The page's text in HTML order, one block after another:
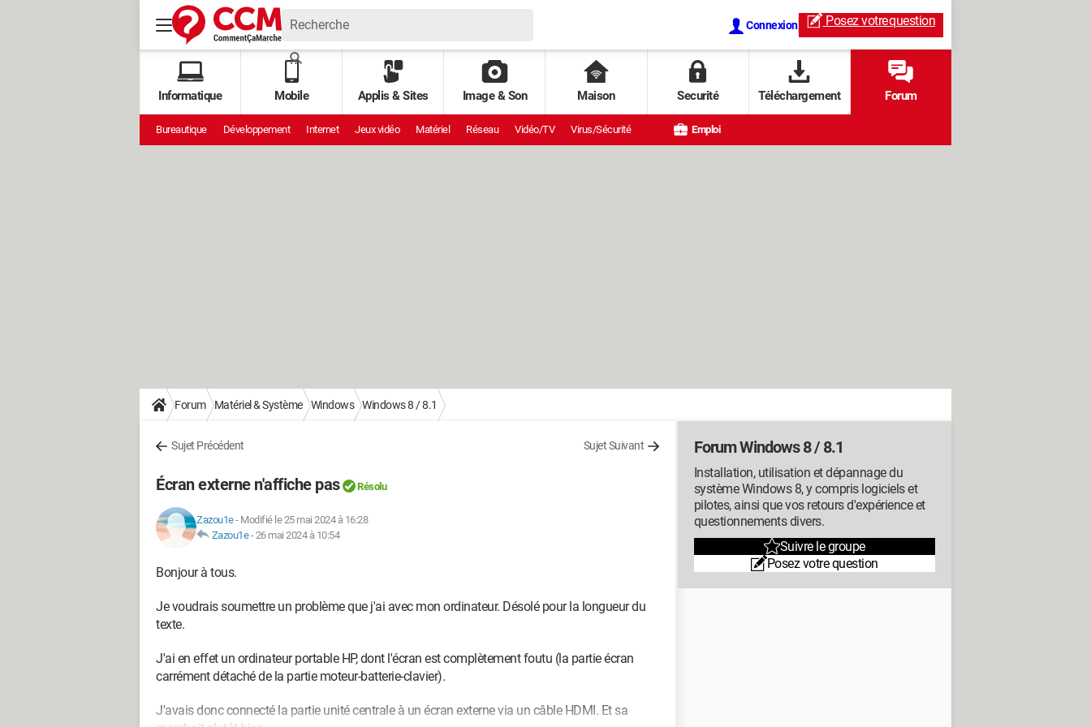
Connexion Posez votrequestion
Informatique Mobile Applis & Sites Image & Son Maison Securité Téléchargement Forum
Bureautique Développement Internet Jeux vidéo Matériel Réseau Vidéo/TV Virus/Sécurité Emploi
Forum Matériel & Système Windows Windows 8 / 8.1
Sujet Précédent Sujet Suivant
Écran externe n'affiche pas Résolu
Zazou1e- Modifié le 25 mai 2024 à 16:28
Zazou1e-26 mai 2024 à 10:54
Bonjour à tous.
Je voudrais soumettre un problème que j'ai avec mon ordinateur. Désolé pour la longueur du
texte.
J'ai en effet un ordinateur portable HP, dont l'écran est complètement foutu (la partie écran
carrément détaché de la partie moteur-batterie-clavier).
J'avais donc connecté la partie unité centrale à un écran externe via un câble HDMI. Et sa
Forum Windows 8 / 8.1
Installation, utilisation et dépannage du
système Windows 8, y compris logiciels et
pilotes, ainsi que vos retours d'expérience et
questionnements divers.
Suivre le groupe
Posez votre question